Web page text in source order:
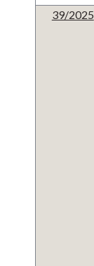
39/2025